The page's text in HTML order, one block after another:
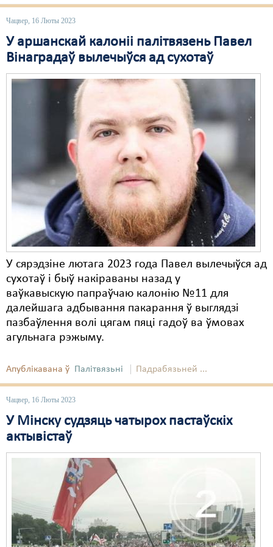
Чацвер, 16 Люты 2023
У аршанскай калоніі палітвязень Павел
Вінаградаў вылечыўся ад сухотаў
У сярэдзіне лютага 2023 года Павел вылечыўся ад
сухотаў і быў накіраваны назад у
ваўкавыскую папраўчаю калонію №11 для
далейшага адбывання пакарання ў выглядзі
пазбаўлення волі цягам пяці гадоў ва ўмовах
агульнага рэжыму.
Апублікавана ў Палітвязьні Падрабязьней ...
Чацвер, 16 Люты 2023
У Мінску судзяць чатырох пастаўскіх
актывістаў
Свабода слова
Свабода сумленьня
Сьмяротнае пакараньне
Правы працоўных
Сацыяльныя правы